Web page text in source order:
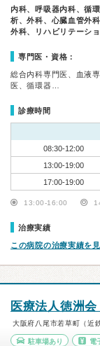
内科、呼吸器内科、循
析、外科、心臓血管外
外科、リハビリテーシ
専門医・資格：
総合内科専門医、血液
医、循環器…
診療時間
08:30-12:00
13:00-19:00
17:00-19:00
13:00-16:00
治療実績
この病院の治療実績を
医療法人徳洲会
大阪府八尾市若草町（近
駐車場あり 電